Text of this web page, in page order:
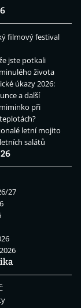
filmový festival
jste potkali
života
úkazy 2026:
a další
při
letní mojito
salátů
27